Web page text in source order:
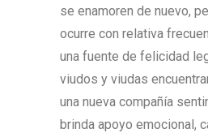
se enamoren de nuevo,
ocurre con relativa
una fuente de felicidad
viudos y viudas
una nueva compañía
brinda apoyo emocional,